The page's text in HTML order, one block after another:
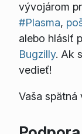
vývojárom
#Plasma,
alebo hlásiť
Bugzilly. Ak
vedieť!
Vaša spätná